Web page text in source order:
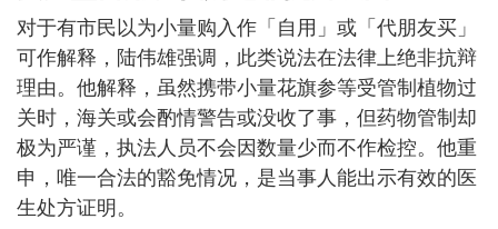
对于有市民以为小量购入作「自用」或「代朋友买」
可作解释，陆伟雄强调，此类说法在法律上绝非抗辩
理由。他解释，虽然携带小量花旗参等受管制植物过
关时，海关或会酌情警告或没收了事，但药物管制却
极为严谨，执法人员不会因数量少而不作检控。他重
申，唯一合法的豁免情况，是当事人能出示有效的医
生处方证明。